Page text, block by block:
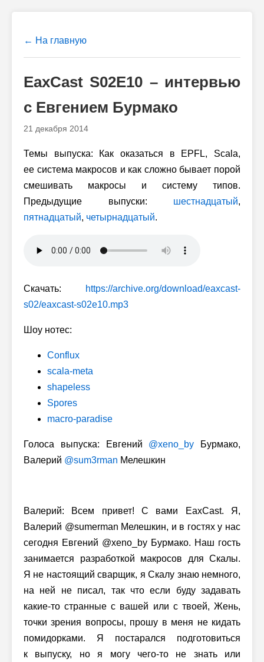
← На главную
EaxCast S02E10 – интервью
с Евгением Бурмако
21 декабря 2014
Темы выпуска: Как оказаться в EPFL, Scala,
ее система макросов и как сложно бывает порой
смешивать макросы и систему типов.
Предыдущие выпуски: шестнадцатый,
пятнадцатый, четырнадцатый.
Скачать:
https://archive.org/download/eaxcast-
s02/eaxcast-s02e10.mp3
Шоу нотес:
Conflux
scala-meta
shapeless
Spores
macro-paradise
Голоса выпуска: Евгений @xeno_by Бурмако,
Валерий @sum3rman Мелешкин
Валерий: Всем привет! С вами EaxCast. Я,
Валерий @sumerman Мелешкин, и в гостях у нас
сегодня Евгений @xeno_by Бурмако. Наш гость
занимается разработкой макросов для Скалы.
Я не настоящий сварщик, я Скалу знаю немного,
на ней не писал, так что если буду задавать
какие-то странные с вашей или с твоей, Жень,
точки зрения вопросы, прошу в меня не кидать
помидорками. Я постарался подготовиться
к выпуску, но я могу чего-то не знать или